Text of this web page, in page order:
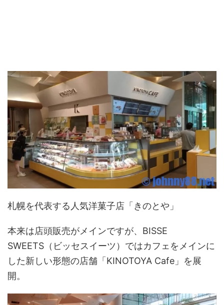
札幌を代表する人気洋菓子店「きのとや」
本来は店頭販売がメインですが、BISSE
SWEETS（ビッセスイーツ）ではカフェをメインに
した新しい形態の店舗「KINOTOYA Cafe」を展
開。